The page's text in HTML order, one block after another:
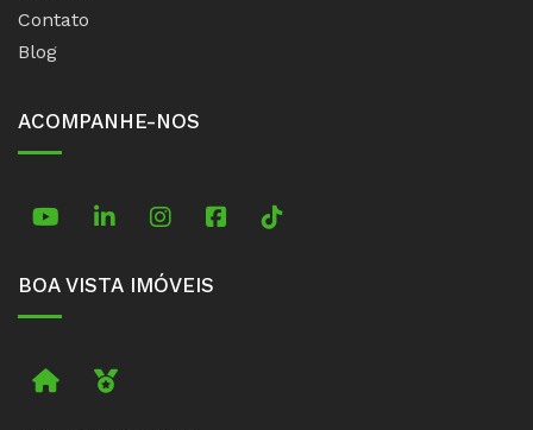
Contato
Blog
ACOMPANHE-NOS
TikTok
BOA VISTA IMÓVEIS
ImobiliáriaBoa Vista Prime